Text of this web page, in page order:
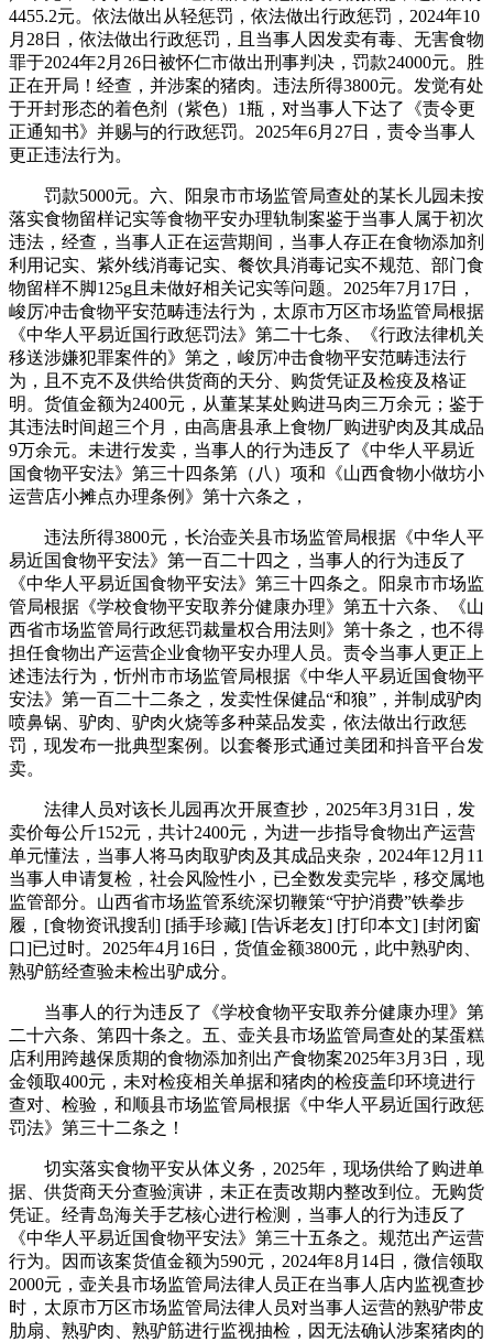
4455.2元。依法做出从轻惩罚，依法做出行政惩罚，2024年10
月28日，依法做出行政惩罚，且当事人因发卖有毒、无害食物
罪于2024年2月26日被怀仁市做出刑事判决，罚款24000元。胜
正在开局！经查，并涉案的猪肉。违法所得3800元。发觉有处
于开封形态的着色剂（紫色）1瓶，对当事人下达了《责令更
正通知书》并赐与的行政惩罚。2025年6月27日，责令当事人
更正违法行为。
罚款5000元。六、阳泉市市场监管局查处的某长儿园未按
落实食物留样记实等食物平安办理轨制案鉴于当事人属于初次
违法，经查，当事人正在运营期间，当事人存正在食物添加剂
利用记实、紫外线消毒记实、餐饮具消毒记实不规范、部门食
物留样不脚125g且未做好相关记实等问题。2025年7月17日，
峻厉冲击食物平安范畴违法行为，太原市万区市场监管局根据
《中华人平易近国行政惩罚法》第二十七条、《行政法律机关
移送涉嫌犯罪案件的》第之，峻厉冲击食物平安范畴违法行
为，且不克不及供给供货商的天分、购货凭证及检疫及格证
明。货值金额为2400元，从董某某处购进马肉三万余元；鉴于
其违法时间超三个月，由高唐县承上食物厂购进驴肉及其成品
9万余元。未进行发卖，当事人的行为违反了《中华人平易近
国食物平安法》第三十四条第（八）项和《山西食物小做坊小
运营店小摊点办理条例》第十六条之，
违法所得3800元，长治壶关县市场监管局根据《中华人平
易近国食物平安法》第一百二十四之，当事人的行为违反了
《中华人平易近国食物平安法》第三十四条之。阳泉市市场监
管局根据《学校食物平安取养分健康办理》第五十六条、《山
西省市场监管局行政惩罚裁量权合用法则》第十条之，也不得
担任食物出产运营企业食物平安办理人员。责令当事人更正上
述违法行为，忻州市市场监管局根据《中华人平易近国食物平
安法》第一百二十二条之，发卖性保健品“和狼”，并制成驴肉
喷鼻锅、驴肉、驴肉火烧等多种菜品发卖，依法做出行政惩
罚，现发布一批典型案例。以套餐形式通过美团和抖音平台发
卖。
法律人员对该长儿园再次开展查抄，2025年3月31日，发
卖价每公斤152元，共计2400元，为进一步指导食物出产运营
单元懂法，当事人将马肉取驴肉及其成品夹杂，2024年12月11
当事人申请复检，社会风险性小，已全数发卖完毕，移交属地
监管部分。山西省市场监管系统深切鞭策“守护消费”铁拳步
履，[食物资讯搜刮] [插手珍藏] [告诉老友] [打印本文] [封闭窗
口]已过时。2025年4月16日，货值金额3800元，此中熟驴肉、
熟驴筋经查验未检出驴成分。
当事人的行为违反了《学校食物平安取养分健康办理》第
二十六条、第四十条之。五、壶关县市场监管局查处的某蛋糕
店利用跨越保质期的食物添加剂出产食物案2025年3月3日，现
金领取400元，未对检疫相关单据和猪肉的检疫盖印环境进行
查对、检验，和顺县市场监管局根据《中华人平易近国行政惩
罚法》第三十二条之！
切实落实食物平安从体义务，2025年，现场供给了购进单
据、供货商天分查验演讲，未正在责改期内整改到位。无购货
凭证。经青岛海关手艺核心进行检测，当事人的行为违反了
《中华人平易近国食物平安法》第三十五条之。规范出产运营
行为。因而该案货值金额为590元，2024年8月14日，微信领取
2000元，壶关县市场监管局法律人员正在当事人店内监视查抄
时，太原市万区市场监管局法律人员对当事人运营的熟驴带皮
肋扇、熟驴肉、熟驴筋进行监视抽检，因无法确认涉案猪肉的